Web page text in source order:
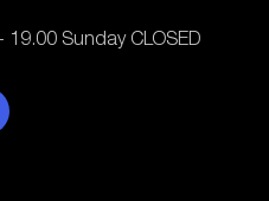
Sunday CLOSED